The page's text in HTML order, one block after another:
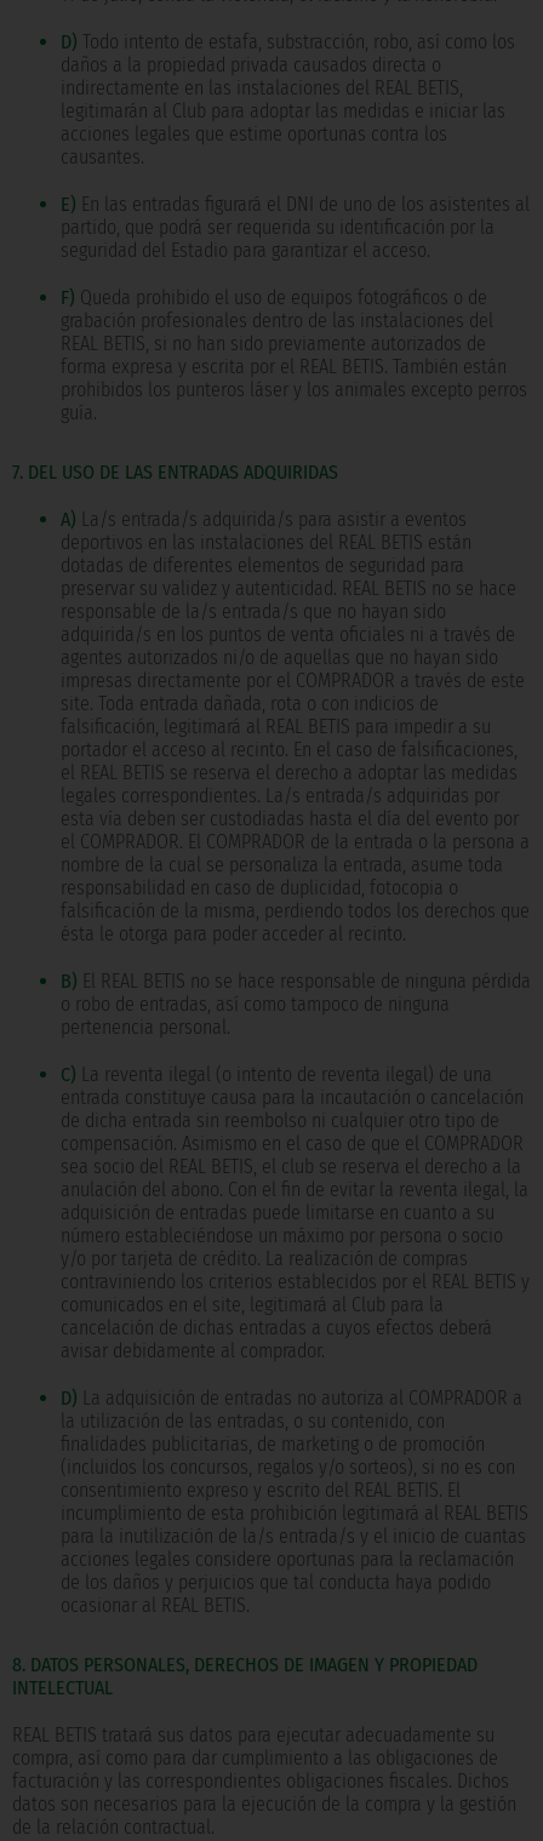
D) Todo intento de estafa, substracción, robo, así como los
daños a la propiedad privada causados directa o
indirectamente en las instalaciones del REAL BETIS,
legitimarán al Club para adoptar las medidas e iniciar las
acciones legales que estime oportunas contra los
causantes.
E) En las entradas figurará el DNI de uno de los asistentes al
partido, que podrá ser requerida su identificación por la
seguridad del Estadio para garantizar el acceso.
F) Queda prohibido el uso de equipos fotográficos o de
grabación profesionales dentro de las instalaciones del
REAL BETIS, si no han sido previamente autorizados de
forma expresa y escrita por el REAL BETIS. También están
prohibidos los punteros láser y los animales excepto perros
guía.
7. DEL USO DE LAS ENTRADAS ADQUIRIDAS
A) La/s entrada/s adquirida/s para asistir a eventos
deportivos en las instalaciones del REAL BETIS están
dotadas de diferentes elementos de seguridad para
preservar su validez y autenticidad. REAL BETIS no se hace
responsable de la/s entrada/s que no hayan sido
adquirida/s en los puntos de venta oficiales ni a través de
agentes autorizados ni/o de aquellas que no hayan sido
impresas directamente por el COMPRADOR a través de este
site. Toda entrada dañada, rota o con indicios de
falsificación, legitimará al REAL BETIS para impedir a su
portador el acceso al recinto. En el caso de falsificaciones,
el REAL BETIS se reserva el derecho a adoptar las medidas
legales correspondientes. La/s entrada/s adquiridas por
esta vía deben ser custodiadas hasta el día del evento por
el COMPRADOR. El COMPRADOR de la entrada o la persona a
nombre de la cual se personaliza la entrada, asume toda
responsabilidad en caso de duplicidad, fotocopia o
falsificación de la misma, perdiendo todos los derechos que
ésta le otorga para poder acceder al recinto.
B) El REAL BETIS no se hace responsable de ninguna pérdida
o robo de entradas, así como tampoco de ninguna
pertenencia personal.
C) La reventa ilegal (o intento de reventa ilegal) de una
entrada constituye causa para la incautación o cancelación
de dicha entrada sin reembolso ni cualquier otro tipo de
compensación. Asimismo en el caso de que el COMPRADOR
sea socio del REAL BETIS, el club se reserva el derecho a la
anulación del abono. Con el fin de evitar la reventa ilegal, la
adquisición de entradas puede limitarse en cuanto a su
número estableciéndose un máximo por persona o socio
y/o por tarjeta de crédito. La realización de compras
contraviniendo los criterios establecidos por el REAL BETIS y
comunicados en el site, legitimará al Club para la
cancelación de dichas entradas a cuyos efectos deberá
avisar debidamente al comprador.
D) La adquisición de entradas no autoriza al COMPRADOR a
la utilización de las entradas, o su contenido, con
finalidades publicitarias, de marketing o de promoción
(incluidos los concursos, regalos y/o sorteos), si no es con
consentimiento expreso y escrito del REAL BETIS. El
incumplimiento de esta prohibición legitimará al REAL BETIS
para la inutilización de la/s entrada/s y el inicio de cuantas
acciones legales considere oportunas para la reclamación
de los daños y perjuicios que tal conducta haya podido
ocasionar al REAL BETIS.
8. DATOS PERSONALES, DERECHOS DE IMAGEN Y PROPIEDAD
INTELECTUAL
REAL BETIS tratará sus datos para ejecutar adecuadamente su
compra, así como para dar cumplimiento a las obligaciones de
facturación y las correspondientes obligaciones fiscales. Dichos
datos son necesarios para la ejecución de la compra y la gestión
de la relación contractual.